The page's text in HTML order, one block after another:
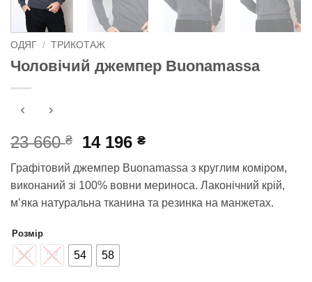
ОДЯГ / ТРИКОТАЖ
Чоловічий джемпер Buonamassa
23 660₴
Оригінальна
23
660 ₴.
14 196₴Поточна
14
196 ₴.
Графітовий джемпер Buonamassa з круглим коміром,
виконаний зі 100% вовни мериноса. Лаконічний крій,
м’яка натуральна тканина та резинка на манжетах.
Розмір
50 52 54 58